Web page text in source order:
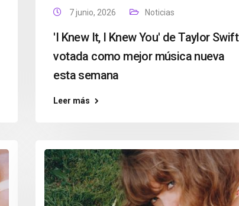
7 junio, 2026 Noticias
'I Knew It, I Knew You' de Taylor Swift
votada como mejor música nueva
esta semana
Leer más